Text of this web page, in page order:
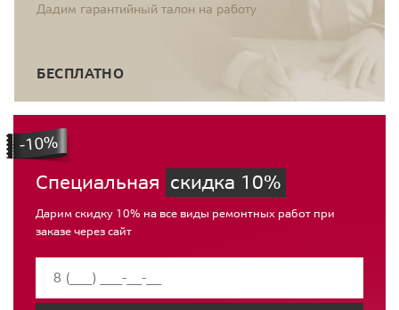
Дадим гарантийный талон на работу
БЕСПЛАТНО
Специальная скидка 10%
Дарим скидку 10% на все виды ремонтных работ при
заказе через сайт